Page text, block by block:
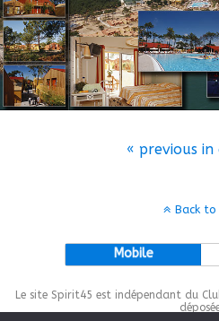
« previous
Back
Mobile
Le site Spirit45 est indépendant du